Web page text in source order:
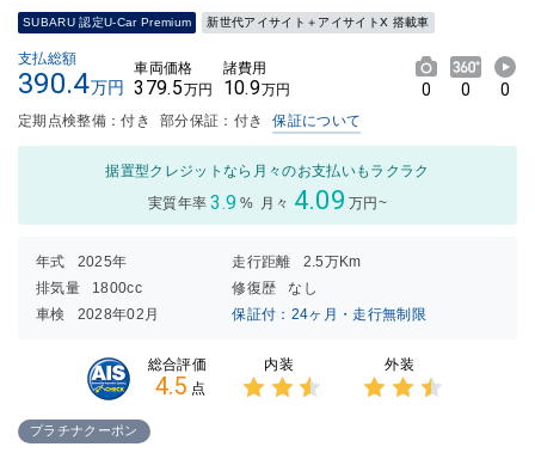
SUBARU 認定U-Car Premium 新世代アイサイト＋アイサイトX 搭載車
支払総額
390.4万円
車両価格
379.5万円
諸費用
10.9万円 0 0 0
定期点検整備：付き 部分保証：付き 保証について
据置型クレジットなら月々のお支払いもラクラク
実質年率 3.9 % 月々 4.09 万円~
年式 2025年 走行距離
2.5万Km
排気量
1800cc 修復歴
なし
車検
2028年02月 保証付：24ヶ月・走行無制限
総合評価
4.5 点
内装 外装
プラチナクーポン